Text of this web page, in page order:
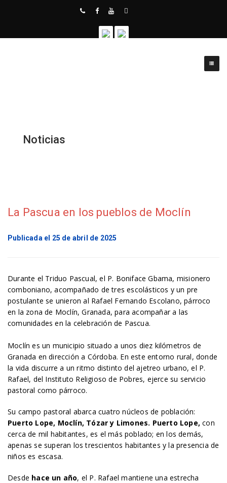
Noticias
La Pascua en los pueblos de Moclín
Publicada el 25 de abril de 2025
Durante el Triduo Pascual, el P. Boniface Gbama, misionero
comboniano, acompañado de tres escolásticos y un pre
postulante se unieron al Rafael Fernando Escolano, párroco
en la zona de Moclín, Granada, para acompañar a las
comunidades en la celebración de Pascua.
Moclín es un municipio situado a unos diez kilómetros de
Granada en dirección a Córdoba. En este entorno rural, donde
la vida discurre a un ritmo distinto del ajetreo urbano, el P.
Rafael, del Instituto Religioso de Pobres, ejerce su servicio
pastoral como párroco.
Su campo pastoral abarca cuatro núcleos de población:
Puerto Lope, Moclín, Tózar y Limones. Puerto Lope, con
cerca de mil habitantes, es el más poblado; en los demás,
apenas se superan los trescientos habitantes y la presencia de
niños es escasa.
Desde hace un año, el P. Rafael mantiene una estrecha